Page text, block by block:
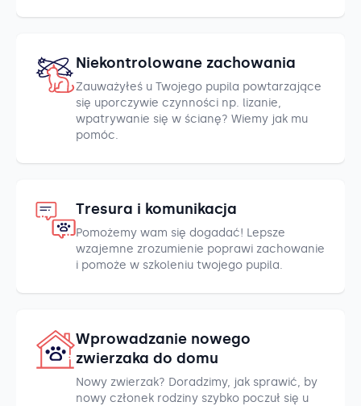
Niekontrolowane zachowania
Zauważyłeś u Twojego pupila powtarzające
się uporczywie czynności np. lizanie,
wpatrywanie się w ścianę? Wiemy jak mu
pomóc.
Tresura i komunikacja
Pomożemy wam się dogadać! Lepsze
wzajemne zrozumienie poprawi zachowanie
i pomoże w szkoleniu twojego pupila.
Wprowadzanie nowego
zwierzaka do domu
Nowy zwierzak? Doradzimy, jak sprawić, by
nowy członek rodziny szybko poczuł się u